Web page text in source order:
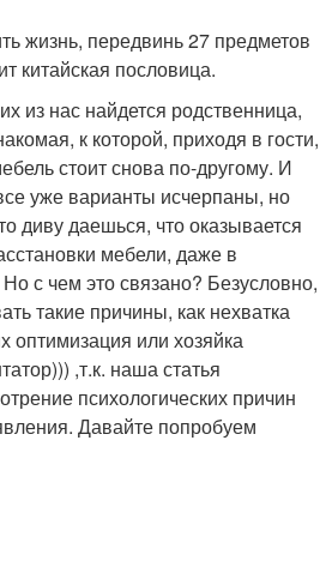
жизнь, передвинь 27 предметов
китайская пословица.
из нас найдется родственница,
к которой, приходя в гости,
стоит снова по-другому. И
уже варианты исчерпаны, но
диву даешься, что оказывается
мебели, даже в
с чем это связано? Безусловно,
такие причины, как нехватка
оптимизация или хозяйка
,т.к. наша статья
психологических причин
Давайте попробуем